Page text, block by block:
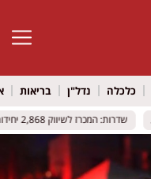
פתח
כלכלה נדל"ן בריאות
שדרות: המכרז לשיווק 2,868 יחידות דיור בשכונות החדשות "האקדמיה" ו"תקומת ישראל" – נסגר בהצלחה
שדרות: המכרז לשיווק 2,868 יחידות דיור בשכונות החדשות "האקדמיה" ו"תקומת ישראל" – נסגר בהצלחה